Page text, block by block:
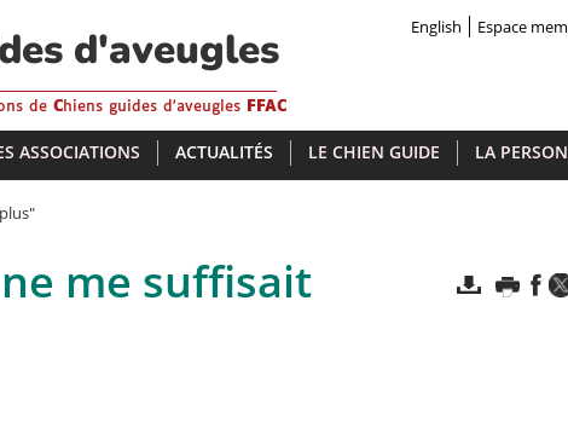
d'aveugles
de Chiens guides d'aveugles FFAC
English Espace
ASSOCIATIONS ACTUALITÉS LE CHIEN GUIDE LA
me suffisait